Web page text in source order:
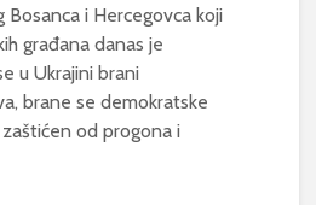
i Hercegovca koji
građana danas je
u Ukrajini brani
brane se demokratske
od progona i